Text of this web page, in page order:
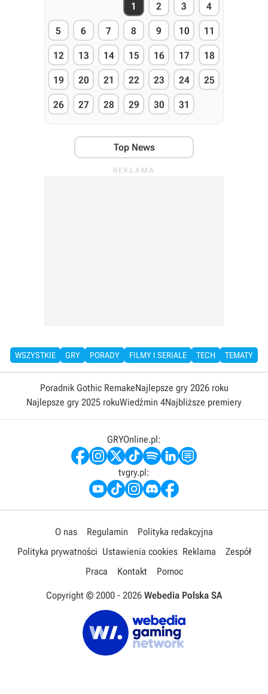
1 2 3 4
5 6 7 8 9 10 11
12 13 14 15 16 17 18
19 20 21 22 23 24 25
26 27 28 29 30 31
Top News
WSZYSTKIE GRY PORADY FILMY I SERIALE TECH TEMATY
Poradnik Gothic RemakeNajlepsze gry 2026 roku
Najlepsze gry 2025 rokuWiedźmin 4Najbliższe premiery
GRYOnline.pl:
tvgry.pl:
O nas Regulamin
Polityka redakcyjna
Polityka prywatności Ustawienia cookies Reklama
Zespół
Praca
Kontakt Pomoc
Copyright © 2000 - 2026 Webedia Polska SA